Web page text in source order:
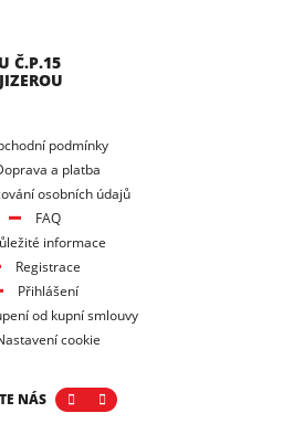
Č.P.15
podmínky
a platba
osobních údajů
FAQ
informace
Registrace
Přihlášení
od kupní smlouvy
cookie
NÁS